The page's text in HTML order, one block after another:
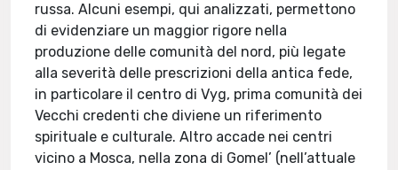
russa. Alcuni esempi, qui analizzati, permettono
di evidenziare un maggior rigore nella
produzione delle comunità del nord, più legate
alla severità delle prescrizioni della antica fede,
in particolare il centro di Vyg, prima comunità dei
Vecchi credenti che diviene un riferimento
spirituale e culturale. Altro accade nei centri
vicino a Mosca, nella zona di Gomel’ (nell’attuale